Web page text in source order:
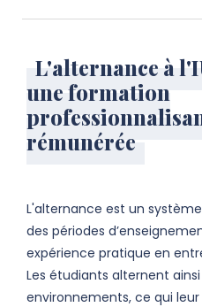
L'alternance à
une formation
rémunérée
L'alternance est un
des périodes
expérience pratique en
Les étudiants alternent
environnements, ce qui